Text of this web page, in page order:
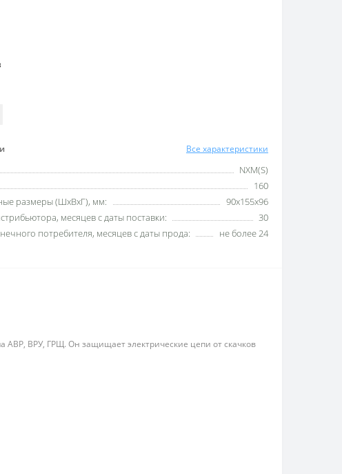
Все характеристики
NXM(S)
160
размеры (ШхВхГ), мм:
90x155x96
месяцев с даты поставки:
30
потребителя, месяцев с даты прода:
не более 24
АВР, ВРУ, ГРЩ. Он защищает электрические цепи от скачков